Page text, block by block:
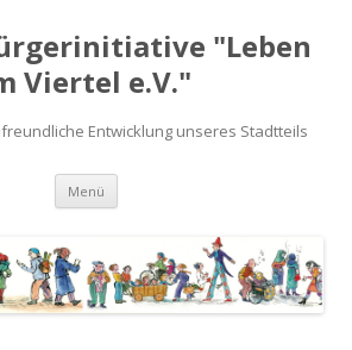
"Leben
Viertel e.V."
Entwicklung unseres Stadtteils
Menü Zum
springen